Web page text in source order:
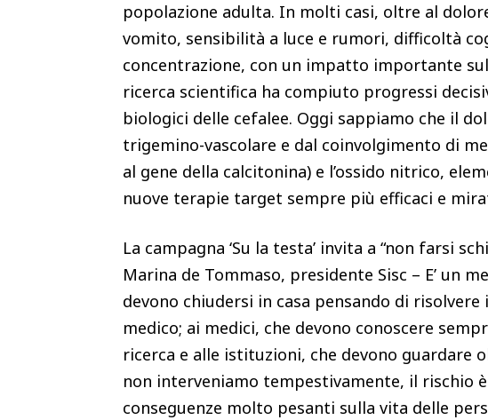
popolazione adulta. In molti casi, oltre al
vomito, sensibilità a luce e rumori, difficoltà
concentrazione, con un impatto importante
ricerca scientifica ha compiuto progressi
biologici delle cefalee. Oggi sappiamo che il
trigemino-vascolare e dal coinvolgimento di
al gene della calcitonina) e l’ossido nitrico,
nuove terapie target sempre più efficaci e
La campagna ‘Su la testa’ invita a “non farsi
Marina de Tommaso, presidente Sisc – E’ un
devono chiudersi in casa pensando di
medico; ai medici, che devono conoscere
ricerca e alle istituzioni, che devono guardare
non interveniamo tempestivamente, il rischio
conseguenze molto pesanti sulla vita delle